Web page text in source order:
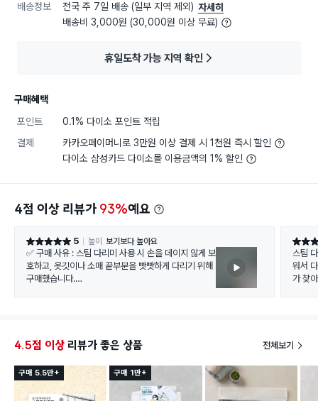
배송정보 전국 주 7일 배송 (일부 지역 제외) 자세히
배송비 3,000원 (30,000원 이상 무료)
휴일도착 가능 지역 확인
구매혜택
포인트
0.1% 다이소 포인트 적립
결제
카카오페이머니로 3만원 이상 결제 시 1천원 즉시 할인
다이소 삼성카드 다이소몰 이용금액의 1% 할인
4점 이상 리뷰가 93%예요
별점 5점 5 높이 보기보다 높아요
✅ 구매 사유 : 스팀 다리미 사용 시 손을 데이지 않게 보
호하고, 옷깃이나 소매 끝부분을 빳빳하게 다리기 위해
구매했습니다.
손에 땀이 찰 수 있습니다.
별점 5
스팀
워서
가 찾
4.5점 이상 리뷰가 좋은 상품 전체보기
구매 5.5만+ 구매 1만+